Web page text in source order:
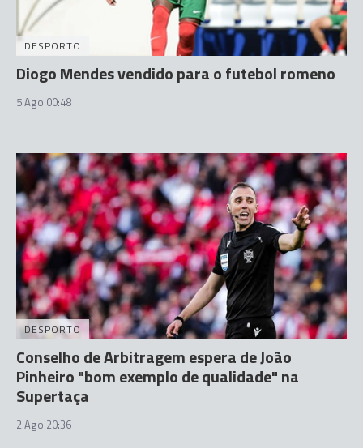
DESPORTO
Diogo Mendes vendido para o futebol romeno
5 Ago 00:48
DESPORTO
Conselho de Arbitragem espera de João
Pinheiro "bom exemplo de qualidade" na
Supertaça
2 Ago 20:36